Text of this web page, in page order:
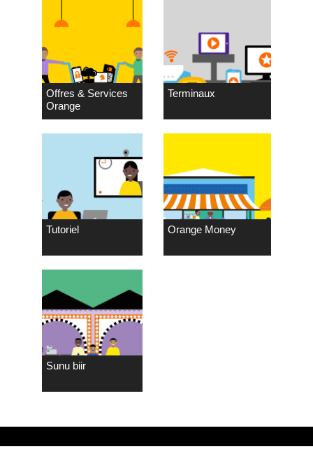
Offres & Services
Orange
Terminaux
Tutoriel Orange Money
Sunu biir